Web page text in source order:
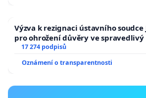
Výzva k rezignaci ústavního soudce
pro ohrožení důvěry ve spravedlivý
17 274 podpisů
Oznámení o transparentnosti